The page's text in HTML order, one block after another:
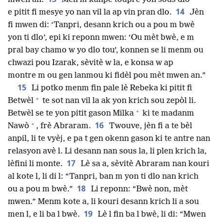
e pitit fi mesye yo nan vil la ap vin pran dlo. 14 Jèn
fi mwen di: ‘Tanpri, desann krich ou a pou m bwè
yon ti dlo’, epi ki reponn mwen: ‘Ou mèt bwè, e m
pral bay chamo w yo dlo tou’, konnen se li menm ou
chwazi pou Izarak, sèvitè w la, e konsa w ap
montre m ou gen lanmou ki fidèl pou mèt mwen an.”
15 Li potko menm fin pale lè Rebeka ki pitit fi
Betwèl + te sot nan vil la ak yon krich sou zepòl li.
Betwèl se te yon pitit gason Milka + ki te madanm
Nawò + , frè Abraram. 16 Twouve, jèn fi a te bèl
anpil, li te vyèj, e pa t gen okenn gason ki te antre nan
relasyon avè l. Li desann nan sous la, li plen krich la,
lèfini li monte. 17 Lè sa a, sèvitè Abraram nan kouri
al kote l, li di l: “Tanpri, ban m yon ti dlo nan krich
ou a pou m bwè.” 18 Li reponn: “Bwè non, mèt
mwen.” Menm kote a, li kouri desann krich li a sou
men l, e li ba l bwè. 19 Lè l fin ba l bwè, li di: “Mwen